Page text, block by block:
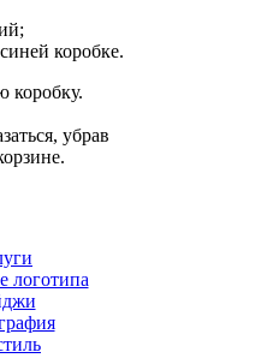
коробке.
коробку.
убрав
логотипа